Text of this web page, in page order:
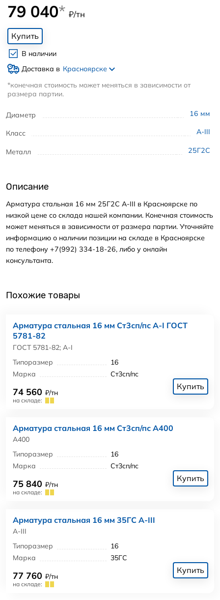
Диаметр 16 мм
Класс А-III
Металл 25Г2С
79 040* ₽/тн
Купить
В наличии
Доставка в Красноярске
*конечная стоимость может меняться в зависимости от
размера партии.
Описание
Арматура стальная 16 мм 25Г2С А-III в Красноярске по
низкой цене со склада нашей компании. Конечная стоимость
может меняться в зависимости от размера партии. Уточняйте
информацию о наличии позиции на складе в Красноярске
по телефону +7(992) 334-18-26, либо у онлайн
консультанта.
Похожие товары
Арматура стальная 16 мм Ст3сп/пс А-I ГОСТ
5781-82
ГОСТ 5781-82; А-I
Типоразмер
16
Марка
Ст3сп/пс
74 560 ₽/тн
на складе:
Купить
Арматура стальная 16 мм Ст3сп/пс А400
А400
Типоразмер
16
Марка
Ст3сп/пс
75 840 ₽/тн
на складе:
Купить
Арматура стальная 16 мм 35ГС А-III
А-III
Типоразмер
16
Марка
35ГС
77 760 ₽/тн
на складе:
Купить